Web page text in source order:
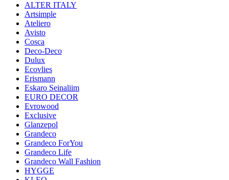
ALTER ITALY
Artsimple
Ateliero
Avisto
Cosca
Deco-Deco
Dulux
Ecovlies
Erismann
Eskaro Seinaliim
EURO DECOR
Evrowood
Exclusive
Glanzepol
Grandeco
Grandeco ForYou
Grandeco Life
Grandeco Wall Fashion
HYGGE